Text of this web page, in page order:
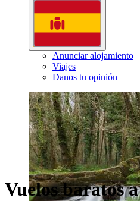
Anunciar alojamiento
Viajes
Danos tu opinión
Vuelos baratos